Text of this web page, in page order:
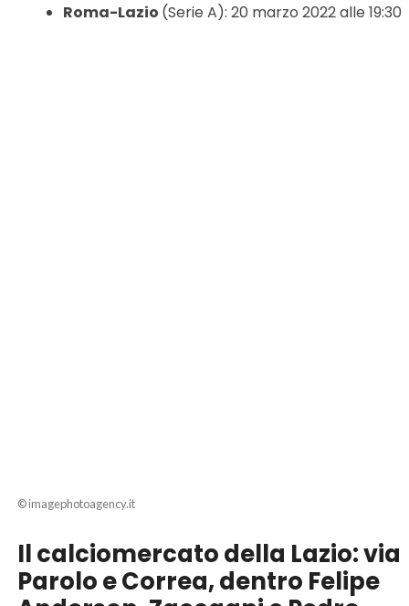
Roma-Lazio (Serie A): 20 marzo 2022 alle 19:30
© imagephotoagency.it
Il calciomercato della Lazio: via
Parolo e Correa, dentro Felipe